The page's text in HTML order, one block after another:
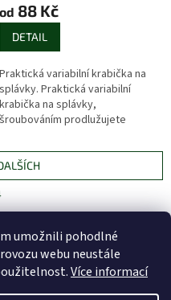
umožnili pohodlné
webu neustále
Více informací
od 88 Kč
DETAIL
Praktická variabilní krabička na
splávky. Praktická variabilní
krabička na splávky,
šroubováním prodlužujete
velikostí.